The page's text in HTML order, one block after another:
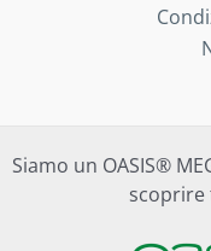
Siamo un OASIS®
scoprire